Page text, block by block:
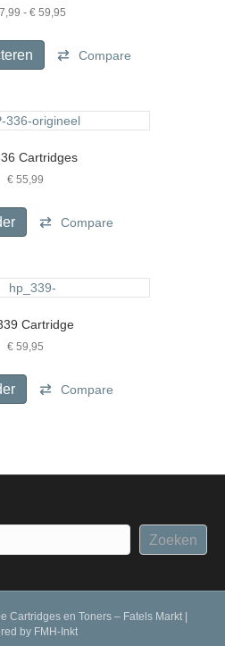
- € 59,95
€ 59,95
product
Deze
kan
de
Compare
Cartridges
€55,99
Compare
Cartridge
€59,95
Compare
Zoeken
Cartridges en Toners – Fatels Markt
by FMH-Inkt